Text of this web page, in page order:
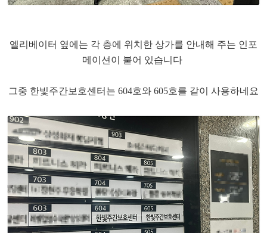
​엘리베이터 옆에는 각 층에 위치한 상가를 안내해 주는 인포
메이션이 붙어 있습니다
​그중 한빛주간보호센터는 604호와 605호를 같이 사용하네요